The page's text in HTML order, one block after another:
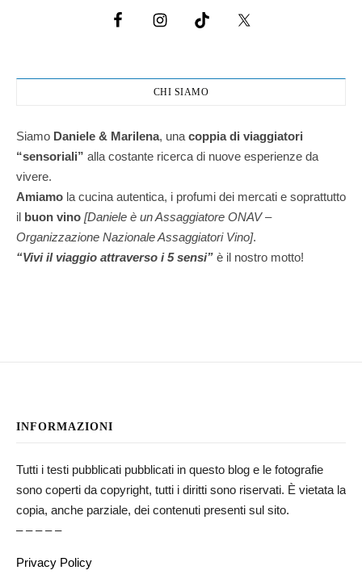
CHI SIAMO
Siamo Daniele & Marilena, una coppia di viaggiatori
“sensoriali” alla costante ricerca di nuove esperienze da
vivere.
Amiamo la cucina autentica, i profumi dei mercati e soprattutto
il buon vino [Daniele è un Assaggiatore ONAV –
Organizzazione Nazionale Assaggiatori Vino].
“Vivi il viaggio attraverso i 5 sensi” è il nostro motto!
INFORMAZIONI
Tutti i testi pubblicati pubblicati in questo blog e le fotografie
sono coperti da copyright, tutti i diritti sono riservati. È vietata la
copia, anche parziale, dei contenuti presenti sul sito.
– – – – –
Privacy Policy